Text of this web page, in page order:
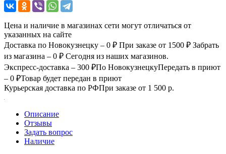
Цена и наличие в магазинах сети могут отличаться от
указанных на сайте
Доставка по Новокузнецку – 0 ₽ При заказе от 1500 ₽ Забрать
из магазина – 0 ₽ Сегодня из наших магазинов.
Экспресс-доставка – 300 ₽По НовокузнецкуПередать в приют
– 0 ₽Товар будет передан в приют
Курьерская доставка по РФПри заказе от 1 500 р.
Описание
Отзывы
Задать вопрос
Наличие